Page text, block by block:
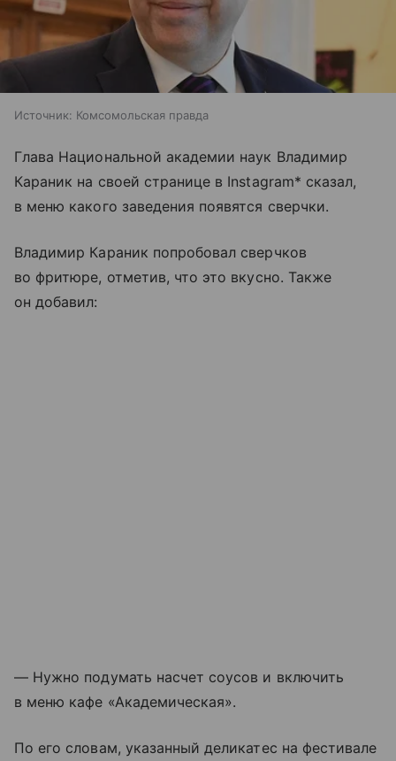
Источник: Комсомольская правда
Глава Национальной академии наук Владимир
Караник на своей странице в Instagram* сказал,
в меню какого заведения появятся сверчки.
Владимир Караник попробовал сверчков
во фритюре, отметив, что это вкусно. Также
он добавил:
— Нужно подумать насчет соусов и включить
в меню кафе «Академическая».
По его словам, указанный деликатес на фестивале